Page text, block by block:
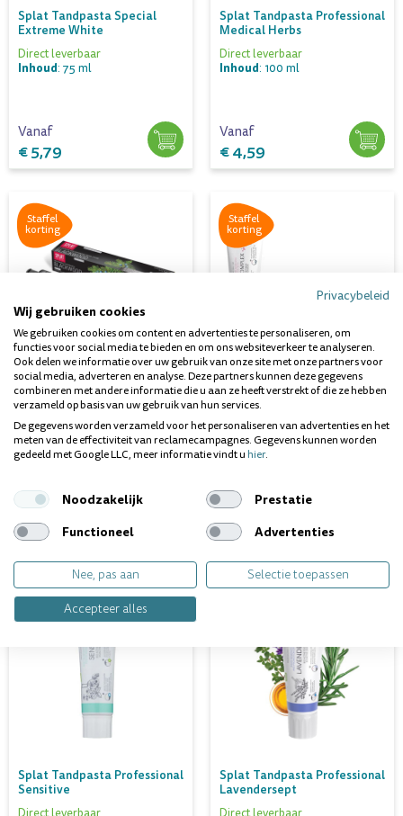
Splat Tandpasta Special
Extreme White
Direct leverbaar
Inhoud: 75 ml
Vanaf
€ 5,79
Splat Tandpasta Professional
Medical Herbs
Direct leverbaar
Inhoud: 100 ml
Vanaf
€ 4,59
Staffel
korting
Splat Tandpasta Special
Blackwood
Direct leverbaar
Inhoud: 75 ml
Vanaf
€ 5,79
Staffel
korting
Splat Tandpasta Professional
Ultracomplex
Direct leverbaar
Inhoud: 100 ml
Vanaf
€ 4,59
Splat Tandpasta Professional
Sensitive
Splat Tandpasta Professional
Lavendersept
Privacybeleid
Wij gebruiken cookies
We gebruiken cookies om content en advertenties te personaliseren, om
functies voor social media te bieden en om ons websiteverkeer te analyseren.
Ook delen we informatie over uw gebruik van onze site met onze partners voor
social media, adverteren en analyse. Deze partners kunnen deze gegevens
combineren met andere informatie die u aan ze heeft verstrekt of die ze hebben
verzameld op basis van uw gebruik van hun services.
De gegevens worden verzameld voor het personaliseren van advertenties en het
meten van de effectiviteit van reclamecampagnes. Gegevens kunnen worden
gedeeld met Google LLC, meer informatie vindt uhier.
Noodzakelijk
Prestatie
Functioneel
Advertenties
Nee, pas aan
Selectie toepassen
Accepteer alles